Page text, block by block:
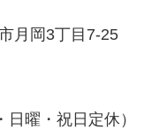
月岡3丁目7-25
曜・祝日定休）